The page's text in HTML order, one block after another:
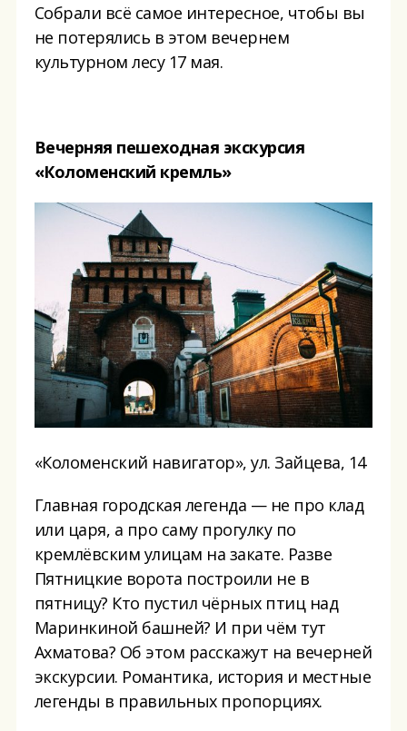
Собрали всё самое интересное, чтобы вы
не потерялись в этом вечернем
культурном лесу 17 мая.
Вечерняя пешеходная экскурсия
«Коломенский кремль»
«Коломенский навигатор», ул. Зайцева, 14
Главная городская легенда — не про клад
или царя, а про саму прогулку по
кремлёвским улицам на закате. Разве
Пятницкие ворота построили не в
пятницу? Кто пустил чёрных птиц над
Маринкиной башней? И при чём тут
Ахматова? Об этом расскажут на вечерней
экскурсии. Романтика, история и местные
легенды в правильных пропорциях.